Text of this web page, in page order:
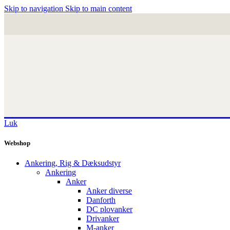
Skip to navigation Skip to main content
Luk
Webshop
Ankering, Rig & Dæksudstyr
Ankering
Anker
Anker diverse
Danforth
DC plovanker
Drivanker
M-anker